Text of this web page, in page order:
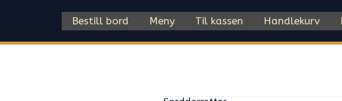
Bestill bord Meny Til kassen Handlekurv